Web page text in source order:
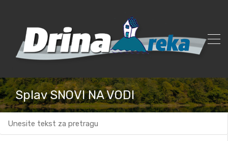
Splav SNOVI NA VODI